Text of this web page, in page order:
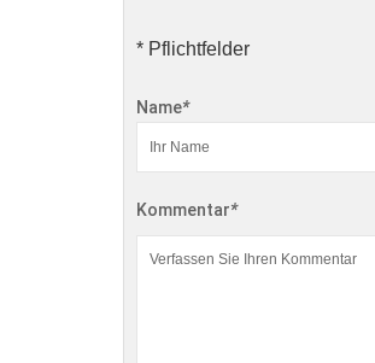
* Pflichtfelder
Name*
Kommentar*